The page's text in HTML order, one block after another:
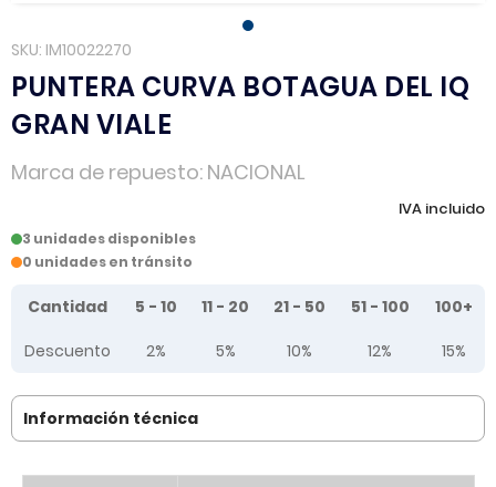
SKU IM10022270
PUNTERA CURVA BOTAGUA DEL IQ
GRAN VIALE
Marca de repuesto NACIONAL
IVA incluido
3 unidades disponibles
0 unidades en tránsito
Tier prices table
Cantidad 5 - 10 11 - 20 21 - 50 51 - 100
100+
Descuento
2% 5% 10% 12% 15%
Información técnica